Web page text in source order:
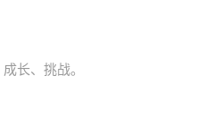
长、挑战。